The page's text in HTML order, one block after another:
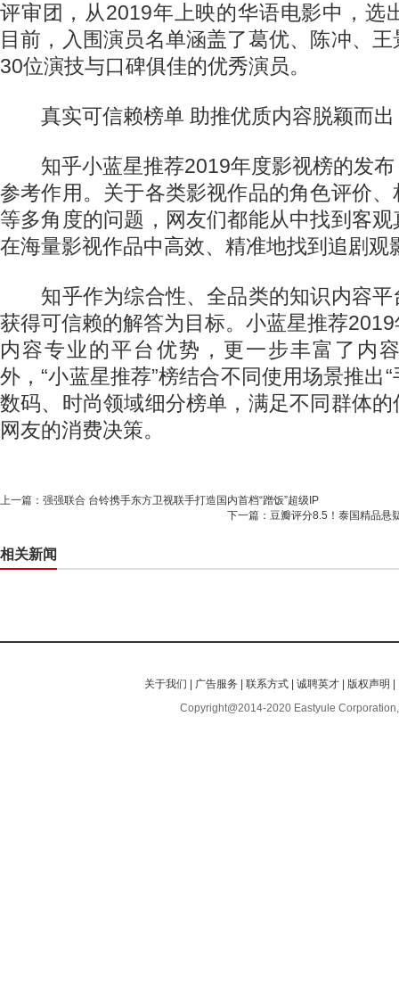
评审团，从2019年上映的华语电影中，选
目前，入围演员名单涵盖了葛优、陈冲、
30位演技与口碑俱佳的优秀演员。
真实可信赖榜单 助推优质内容脱颖而出
知乎小蓝星推荐2019年度影视榜的发布
参考作用。关于各类影视作品的角色评价
等多角度的问题，网友们都能从中找到客
在海量影视作品中高效、精准地找到追剧观
知乎作为综合性、全品类的知识内容平
获得可信赖的解答为目标。小蓝星推荐
内容专业的平台优势，更一步丰富了内
外，“小蓝星推荐”榜结合不同使用场景推出“
数码、时尚领域细分榜单，满足不同群体
网友的消费决策。
上一篇： 强强联合 台铃携手东方卫视联手打造国内首档“蹭饭”超级IP
下一篇： 豆瓣评分8.5！泰国精品悬
相关新闻
关于我们 广告服务 |联系方式 |诚聘英才 版权声明
Copyright@2014-2020 Eastyule